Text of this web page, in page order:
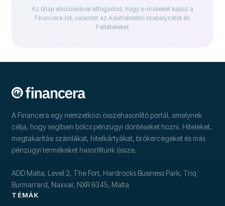
Az űrlap elküldésével elfogadod, hogy e-maileket kapsz a
Financera-tól, valamint az Adatvédelmi szabályzatot és
Feltételeket
A Financera egy nemzetközi összehasonlító portál, amelynek
célja, hogy segítsen bölcs pénzügyi döntéseket hozni. Hiteleket,
megtakarítási számlákat, hitelkártyákat, brókercégeket és más
pénzügyi termékeket hasonlítunk össze.
ADD Malta, Level 2, The Fort, Hardrocks Business Park, Triq
Burmarrard, Naxxar, NXR 6345, Malta
TÉMÁK